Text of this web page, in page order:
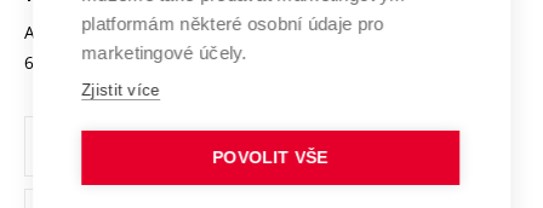
Projekty ze strukturálních fondů
Specifický výzkum
Vyznamenání
Organizační struktura
Ochrana osobních údajů
Antonínská 548/1
602 00 Brno
www.vut.cz
vut@vutbr.cz
platformám některé osobní údaje pro
marketingové účely.
Zjistit více
POVOLIT VŠE